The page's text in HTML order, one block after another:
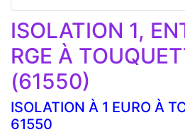
ISOLATION 1,
RGE À
(61550)
ISOLATION À 1 EURO À
61550